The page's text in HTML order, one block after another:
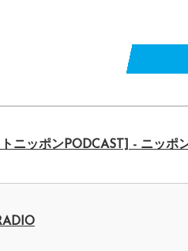
ニッポンPODCAST] - ニッポ